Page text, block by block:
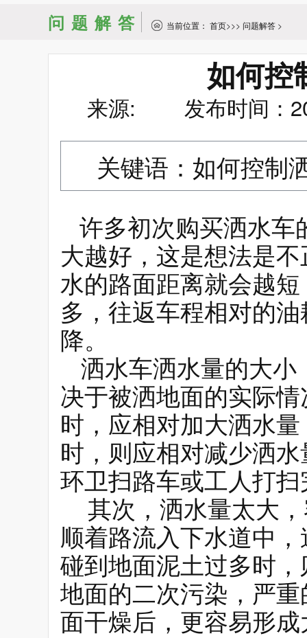
问题解答 当前位置： 首页>>> 问题解答 >
如何控
来源: 发布时间：
关键语：如何控制
许多初次购买洒水
大越好，这是想法是
水的路面距离就会越
多，往返车程相对的
降。
洒水车洒水量的大小
决于被洒地面的实际
时，应相对加大洒水
时，则应相对减少洒
环卫扫路车或工人打
其次，洒水量太大
顺着路流入下水道中
碰到地面泥土过多时
地面的二次污染，严
面干燥后，更容易形